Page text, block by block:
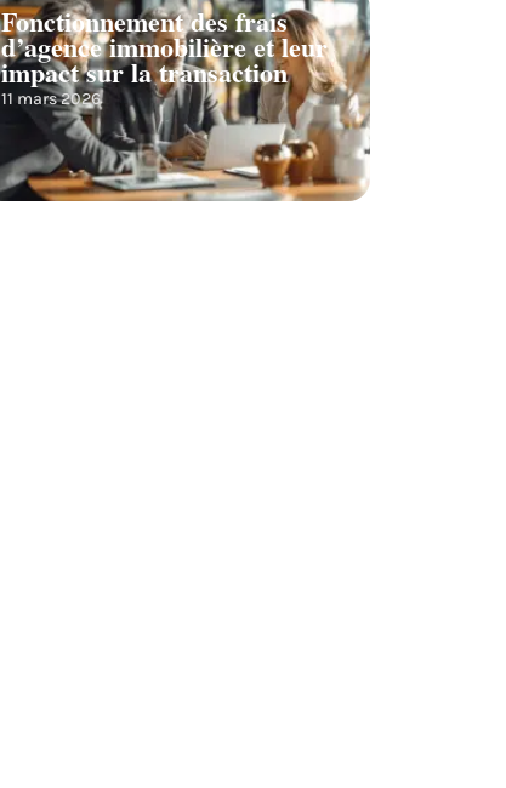
Fonctionnement des frais
d’agence immobilière et leur
impact sur la transaction
11 mars 2026